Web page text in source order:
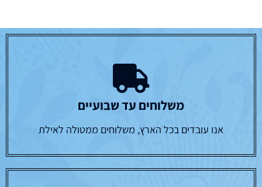
משלוחים עד שבועיים
אנו עובדים בכל הארץ, משלוחים ממטולה לאילת